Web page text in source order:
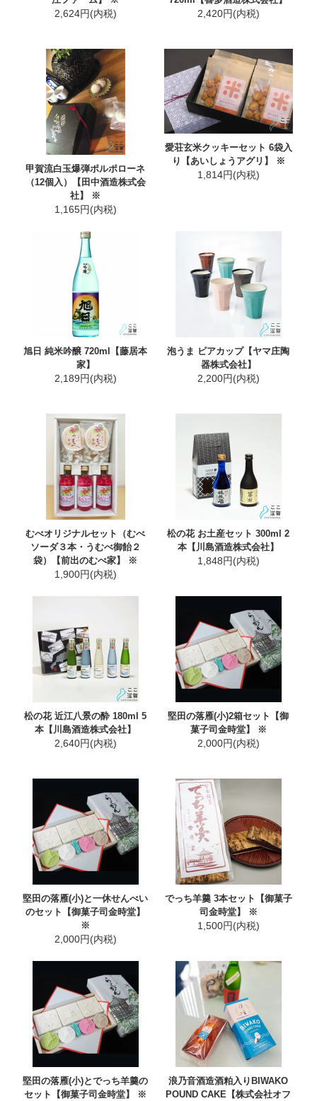
2,624円(内税) 2,420円(内税)
甲賀流白玉爆弾ポルポローネ
（12個入）【田中酒造株式会
社】 ※
1,165円(内税)
愛荘玄米クッキーセット 6袋入
り【あいしょうアグリ】 ※
1,814円(内税)
旭日 純米吟醸 720ml【藤居本
家】
2,189円(内税)
泡うま ビアカップ【ヤマ庄陶
器株式会社】
2,200円(内税)
むべオリジナルセット（むべ
ソーダ３本・うむべ御飴２
袋）【前出のむべ家】 ※
1,900円(内税)
松の花 お土産セット 300ml 2
本【川島酒造株式会社】
1,848円(内税)
松の花 近江八景の酔 180ml 5
本【川島酒造株式会社】
2,640円(内税)
堅田の落雁(小)2箱セット【御
菓子司金時堂】 ※
2,000円(内税)
堅田の落雁(小)と一休せんべい
のセット【御菓子司金時堂】
※
2,000円(内税)
でっち羊羹 3本セット【御菓子
司金時堂】 ※
1,500円(内税)
堅田の落雁(小)とでっち羊羹の
セット【御菓子司金時堂】 ※
浪乃音酒造酒粕入りBIWAKO
POUND CAKE【株式会社オフ